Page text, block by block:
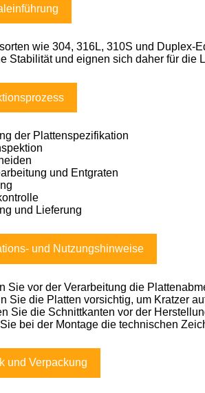
wie 304, 316L, 310S und Duplex-
Stabilität und eignen sich daher für die
der Plattenspezifikation
und Entgraten
und Lieferung
und Nutzungshinweise
Sie vor der Verarbeitung die
Sie die Platten vorsichtig, um Kratzer
Sie die Schnittkanten vor der
bei der Montage die technischen
und Verpackung